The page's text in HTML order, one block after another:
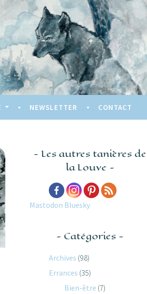
NEWSLETTER CONTACT
Les autres tanières de
la Louve
Mastodon Bluesky
Catégories
Archives (98)
Errances (35)
Bien-être (7)